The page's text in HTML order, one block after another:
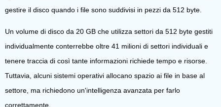
gestire il disco quando i file sono suddivisi in pezzi da 512 byte.
Un volume di disco da 20 GB che utilizza settori da 512 byte gestiti
individualmente conterrebbe oltre 41 milioni di settori individuali e
tenere traccia di così tante informazioni richiede tempo e risorse.
Tuttavia, alcuni sistemi operativi allocano spazio ai file in base al
settore, ma richiedono un'intelligenza avanzata per farlo
correttamente.